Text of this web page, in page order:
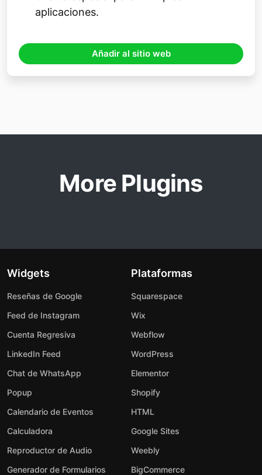
aplicaciones.
Añadir al sitio web
More Plugins
Widgets
Reseñas de Google
Feed de Instagram
Cuenta Regresiva
LinkedIn Feed
Chat de WhatsApp
Popup
Calendario de Eventos
Calculadora
Reproductor de Audio
Generador de Formularios
Plataformas
Squarespace
Wix
Webflow
WordPress
Elementor
Shopify
HTML
Google Sites
Weebly
BigCommerce